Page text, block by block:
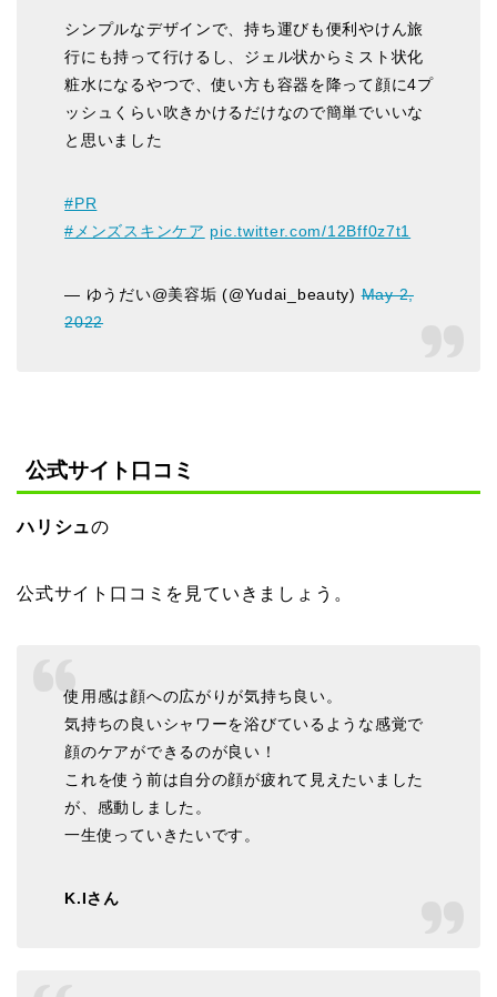
シンプルなデザインで、持ち運びも便利やけん旅
行にも持って行けるし、ジェル状からミスト状化
粧水になるやつで、使い方も容器を降って顔に4プ
ッシュくらい吹きかけるだけなので簡単でいいな
と思いました
#PR
#メンズスキンケア pic.twitter.com/12Bff0z7t1
— ゆうだい@美容垢 (@Yudai_beauty)May 2,
2022
公式サイト口コミ
ハリシュの
公式サイト口コミを見ていきましょう。
使用感は顔への広がりが気持ち良い。
気持ちの良いシャワーを浴びているような感覚で
顔のケアができるのが良い！
これを使う前は自分の顔が疲れて見えたいました
が、感動しました。
一生使っていきたいです。
K.Iさん